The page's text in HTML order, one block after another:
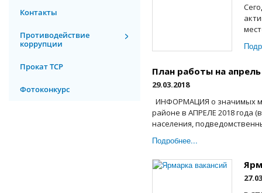
Контакты
Противодействие
коррупции
Прокат ТСР
Фотоконкурс
План работы на апрель
29.03.2018
ИНФОРМАЦИЯ о значимых
районе в АПРЕЛЕ 2018 года
населения,
Подробнее...